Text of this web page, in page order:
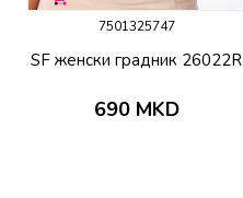
7501325747
SF женски градник 26022R
690 MKD